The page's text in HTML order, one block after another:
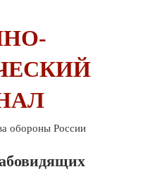
обороны России